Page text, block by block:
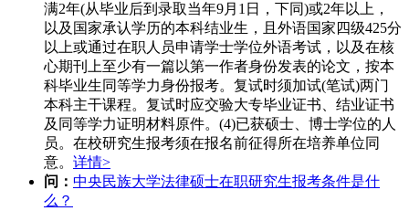
满2年(从毕业后到录取当年9月1日，下同)或2年以上，
以及国家承认学历的本科结业生，且外语国家四级425分
以上或通过在职人员申请学士学位外语考试，以及在核
心期刊上至少有一篇以第一作者身份发表的论文，按本
科毕业生同等学力身份报考。复试时须加试(笔试)两门
本科主干课程。复试时应交验大专毕业证书、结业证书
及同等学力证明材料原件。(4)已获硕士、博士学位的人
员。在校研究生报考须在报名前征得所在培养单位同
意。 详情>
问： 中央民族大学法律硕士在职研究生报考条件是什
么？